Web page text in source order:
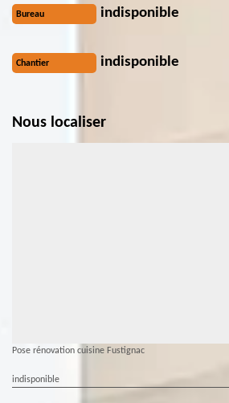
Bureau indisponible
Chantier indisponible
Nous localiser
Pose rénovation cuisine Fustignac
indisponible